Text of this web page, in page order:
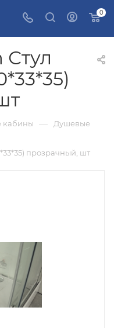
0
кабины — Душевые
прозрачный, шт